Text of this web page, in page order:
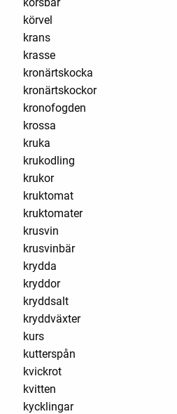
körvel
krans
krasse
kronärtskocka
kronärtskockor
kronofogden
krossa
kruka
krukodling
krukor
kruktomat
kruktomater
krusvin
krusvinbär
krydda
kryddor
kryddsalt
kryddväxter
kurs
kutterspån
kvickrot
kvitten
kycklingar